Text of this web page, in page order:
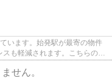
います。始発駅が最寄の物件
も軽減されます。こちらの物
せん。